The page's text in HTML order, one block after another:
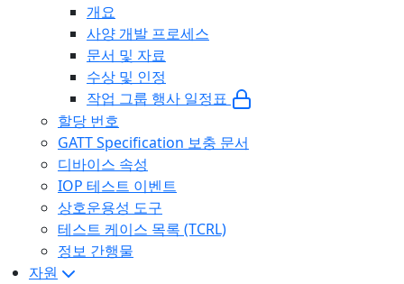
개요
사양 개발 프로세스
문서 및 자료
수상 및 인정
작업 그룹 행사 일정표
할당 번호
GATT Specification 보충 문서
디바이스 속성
IOP 테스트 이벤트
상호운용성 도구
테스트 케이스 목록 (TCRL)
정보 간행물
자원